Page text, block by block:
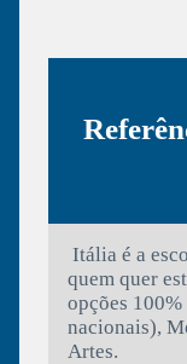
Itália é a
quem quer
opções 100%
nacionais),
Artes.